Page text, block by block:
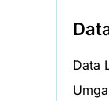
Data